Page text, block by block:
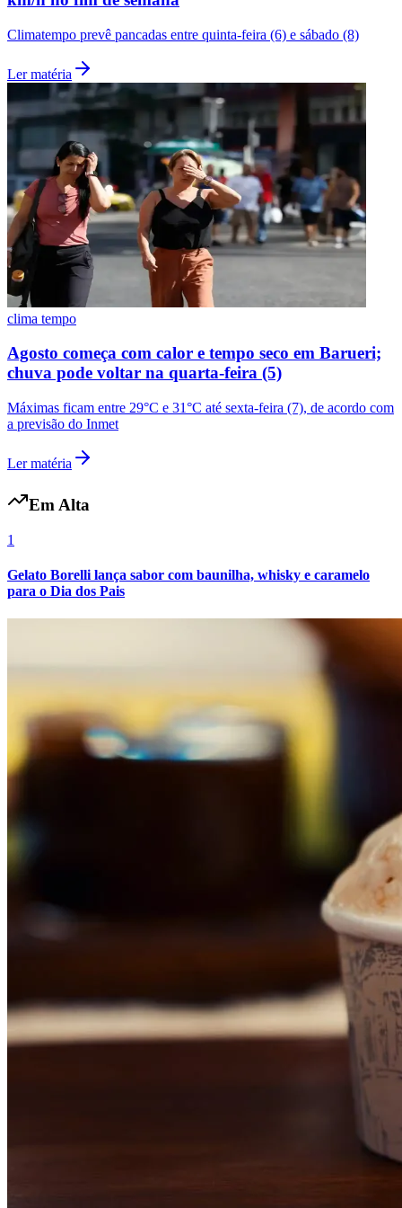
Fluminense
Climatempo prevê pancadas entre quinta-feira (6) e sábado (8)
Ler matéria
clima tempo
Agosto começa com calor e tempo seco em Barueri;
chuva pode voltar na quarta-feira (5)
Máximas ficam entre 29°C e 31°C até sexta-feira (7), de acordo com
a previsão do Inmet
Ler matéria
Em Alta
1
Gelato Borelli lança sabor com baunilha, whisky e caramelo
para o Dia dos Pais